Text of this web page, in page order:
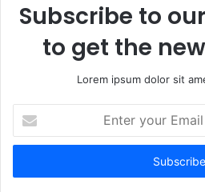
Subscribe to
to get the
Lorem ipsum dolor sit
your
Email